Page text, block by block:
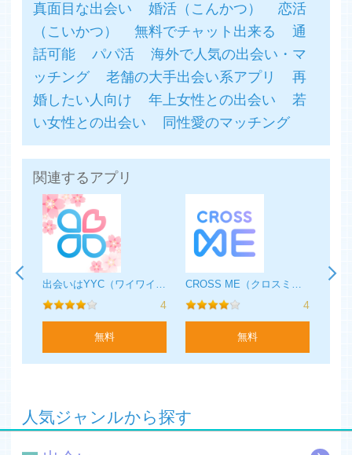
■18才未満のご利用は固く禁止させて頂きます。
■公序良俗に反する表現及び行為などの書き込みや送信を
行った場合は即時削除・アカウント停止とさせていただき
ます。
《当アプリをご利用頂くにあたり、下記のような行為は禁
止です》
■迷惑（スパム）メールを送りつける等、他のユーザー様
が不愉快になる行為
■アルバイト募集や広告・宣伝を目的とした利用、その他
公序良俗に反する勧誘などの行為
■公序良俗に反する動画や写真の送信、または文言の書き
込み行為
■他アプリ、他サイトなどの当アプリとは無関係なサービ
スへ勧誘や誘導する行為
■個人情報を聞き出したり、掲示板への書き込みや送信す
る行為（他アプリのID情報の送信や書き込み、聞き出す行
為、電話番号、住所、メールアドレス等の個人情報も含
む）
■運営が不適切だと判断する行為
ので、運営チームの判断でアカウントの随時停止・削除等
の然るべき措置を取らせていただきます。
真面目な出会い
婚活（こんかつ）
恋活
（こいかつ）
無料でチャット出来る
通
話可能
パパ活
海外で人気の出会い・マ
ッチング
老舗の大手出会い系アプリ
再
婚したい人向け
年上女性との出会い
若
い女性との出会い
同性愛のマッチング
関連するアプリ
4
無料
4
無料
人気ジャンルから探す